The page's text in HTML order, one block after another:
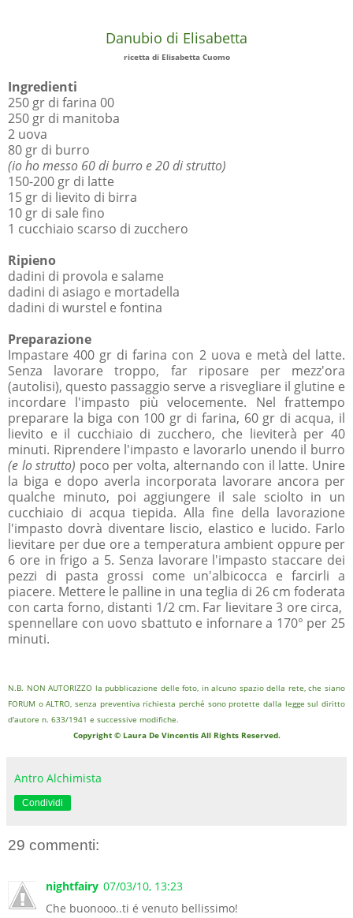
Danubio di Elisabetta
ricetta di Elisabetta Cuomo
Ingredienti
250 gr di farina 00
250 gr di manitoba
2 uova
80 gr di burro
(io ho messo 60 di burro e 20 di strutto)
150-200 gr di latte
15 gr di lievito di birra
10 gr di sale fino
1 cucchiaio scarso di zucchero
Ripieno
dadini di provola e salame
dadini di asiago e mortadella
dadini di wurstel e fontina
Preparazione
Impastare 400 gr di farina con 2 uova e metà del latte.
Senza lavorare troppo, far riposare per mezz'ora
(autolisi), questo passaggio serve a risvegliare il glutine e
incordare l'impasto più velocemente. Nel frattempo
preparare la biga con 100 gr di farina, 60 gr di acqua, il
lievito e il cucchiaio di zucchero, che lieviterà per 40
minuti. Riprendere l'impasto e lavorarlo unendo il burro
(e lo strutto) poco per volta, alternando con il latte. Unire
la biga e dopo averla incorporata lavorare ancora per
qualche minuto, poi aggiungere il sale sciolto in un
cucchiaio di acqua tiepida. Alla fine della lavorazione
l'impasto dovrà diventare liscio, elastico e lucido. Farlo
lievitare per due ore a temperatura ambient oppure per
6 ore in frigo a 5. Senza lavorare l'impasto staccare dei
pezzi di pasta grossi come un'albicocca e farcirli a
piacere. Mettere le palline in una teglia di 26 cm foderata
con carta forno, distanti 1/2 cm. Far lievitare 3 ore circa,
spennellare con uovo sbattuto e infornare a 170° per 25
minuti.
N.B. NON AUTORIZZO la pubblicazione delle foto, in alcuno spazio della rete, che siano
FORUM o ALTRO, senza preventiva richiesta perché sono protette dalla legge sul diritto
d'autore n. 633/1941 e successive modifiche.
Copyright © Laura De Vincentis All Rights Reserved.
Antro Alchimista
Condividi
29 commenti:
nightfairy 07/03/10, 13:23
Che buonooo..ti é venuto bellissimo!